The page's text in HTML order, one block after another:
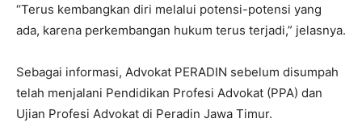
“Terus kembangkan diri melalui potensi-potensi yang
ada, karena perkembangan hukum terus terjadi,” jelasnya.
Sebagai informasi, Advokat PERADIN sebelum disumpah
telah menjalani Pendidikan Profesi Advokat (PPA) dan
Ujian Profesi Advokat di Peradin Jawa Timur.